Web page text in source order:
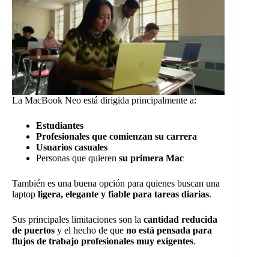
La MacBook Neo está dirigida principalmente a:
Estudiantes
Profesionales que comienzan su carrera
Usuarios casuales
Personas que quieren su primera Mac
También es una buena opción para quienes buscan una
laptop ligera, elegante y fiable para tareas diarias.
Sus principales limitaciones son la cantidad reducida
de puertos y el hecho de que no está pensada para
flujos de trabajo profesionales muy exigentes.